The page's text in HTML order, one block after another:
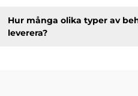
Hur många olika typer av
leverera?